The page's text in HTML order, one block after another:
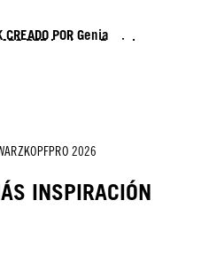
CREADO POR Genia
POR Lesley y Daniel
2026
INSPIRACIÓN